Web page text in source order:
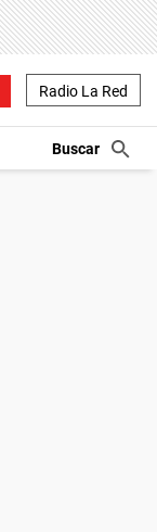
Radio La Red